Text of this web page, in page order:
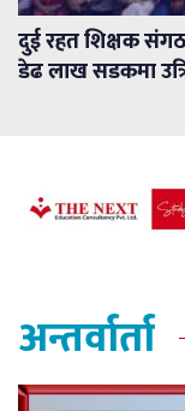
दुई रहत शिक्षक
डेढ लाख सडकमा
अन्तर्वार्ता